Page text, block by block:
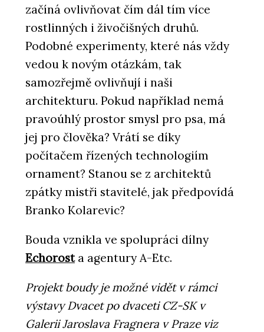
začíná ovlivňovat čím dál tím více
rostlinných i živočišných druhů.
Podobné experimenty, které nás vždy
vedou k novým otázkám, tak
samozřejmě ovlivňují i naši
architekturu. Pokud například nemá
pravoúhlý prostor smysl pro psa, má
jej pro člověka? Vrátí se díky
počítačem řízených technologiím
ornament? Stanou se z architektů
zpátky mistři stavitelé, jak předpovídá
Branko Kolarevic?
Bouda vznikla ve spolupráci dílny
Echorosta agentury A-Etc.
Projekt boudy je možné vidět v rámci
výstavy Dvacet po dvaceti CZ-SK v
Galerii Jaroslava Fragnera v Praze viz